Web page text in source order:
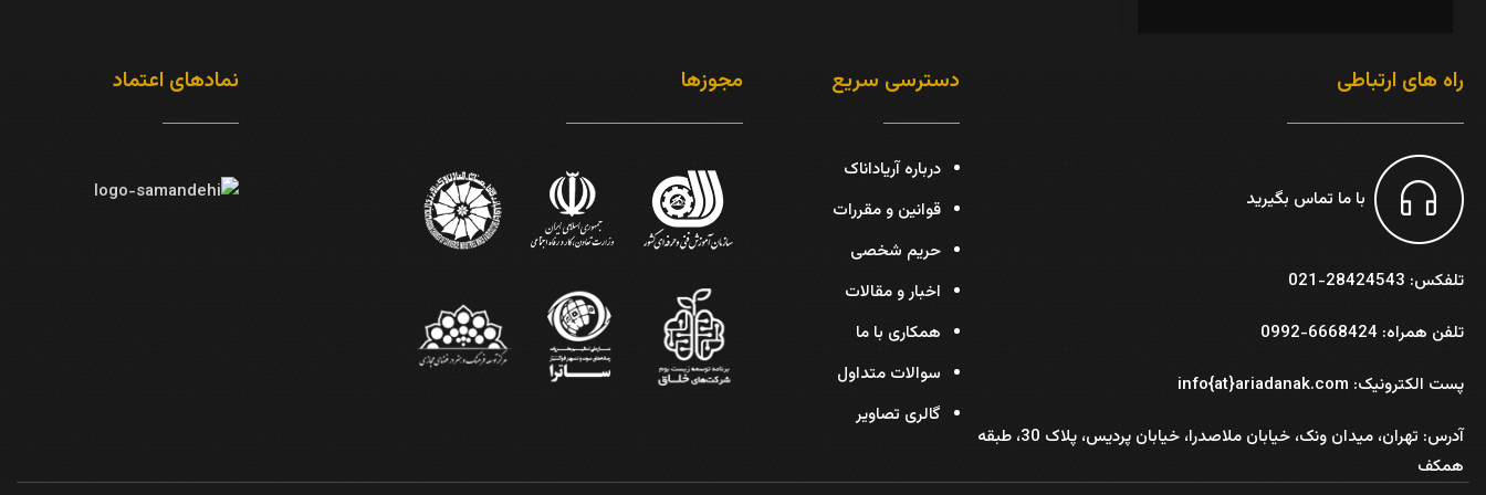
راه های ارتباطی
با ما تماس بگیرید
تلفکس: 28424543-021
تلفن همراه: 6668424-0992
پست الکترونیک: info{at}ariadanak.com
آدرس:
تهران، میدان ونک، خیابان ملاصدرا، خیابان پردیس، پلاک 30، طبقه
همکف
دسترسی سریع
درباره آریاداناک
قوانین و مقررات
حریم شخصی
اخبار و مقالات
همکاری با ما
سوالات متداول
گالری تصاویر
مجوزها نمادهای اعتماد